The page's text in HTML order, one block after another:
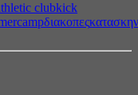
clubkick
διακοπες